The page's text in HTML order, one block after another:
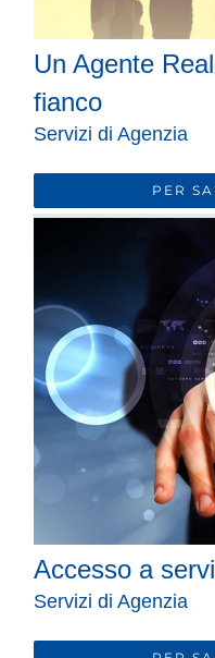
Un Agente
fianco
Servizi di Agenzia
PER
Accesso a
Servizi di Agenzia